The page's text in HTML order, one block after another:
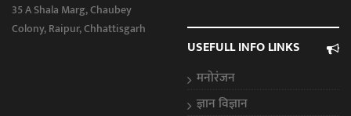
35 A Shala Marg, Chaubey
Colony, Raipur, Chhattisgarh
USEFULL INFO LINKS
मनोरंजन
ज्ञान विज्ञान